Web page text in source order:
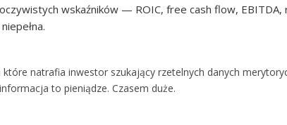
wskaźników — ROIC, free cash flow,
natrafia inwestor szukający rzetelnych danych
to pieniądze. Czasem duże.